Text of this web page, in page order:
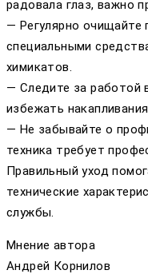
радовала глаз, важно
— Регулярно очищайте
специальными
химикатов.
— Следите за работой
избежать
— Не забывайте о
техника требует
Правильный уход
технические
службы.
Мнение автора
Андрей Корнилов